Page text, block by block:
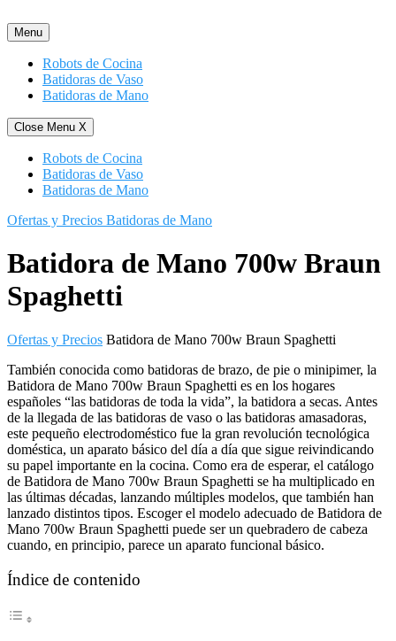
al
contenido
Menu
Robots de Cocina
Batidoras de Vaso
Batidoras de Mano
Close Menu X
Robots de Cocina
Batidoras de Vaso
Batidoras de Mano
Ofertas y Precios Batidoras de Mano
Batidora de Mano 700w Braun
Spaghetti
Ofertas y Precios Batidora de Mano 700w Braun Spaghetti
También conocida como batidoras de brazo, de pie o minipimer, la
Batidora de Mano 700w Braun Spaghetti es en los hogares
españoles “las batidoras de toda la vida”, la batidora a secas. Antes
de la llegada de las batidoras de vaso o las batidoras amasadoras,
este pequeño electrodoméstico fue la gran revolución tecnológica
doméstica, un aparato básico del día a día que sigue reivindicando
su papel importante en la cocina. Como era de esperar, el catálogo
de Batidora de Mano 700w Braun Spaghetti se ha multiplicado en
las últimas décadas, lanzando múltiples modelos, que también han
lanzado distintos tipos. Escoger el modelo adecuado de Batidora de
Mano 700w Braun Spaghetti puede ser un quebradero de cabeza
cuando, en principio, parece un aparato funcional básico.
Índice de contenido